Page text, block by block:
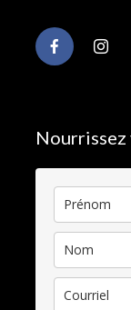
Nourrissez